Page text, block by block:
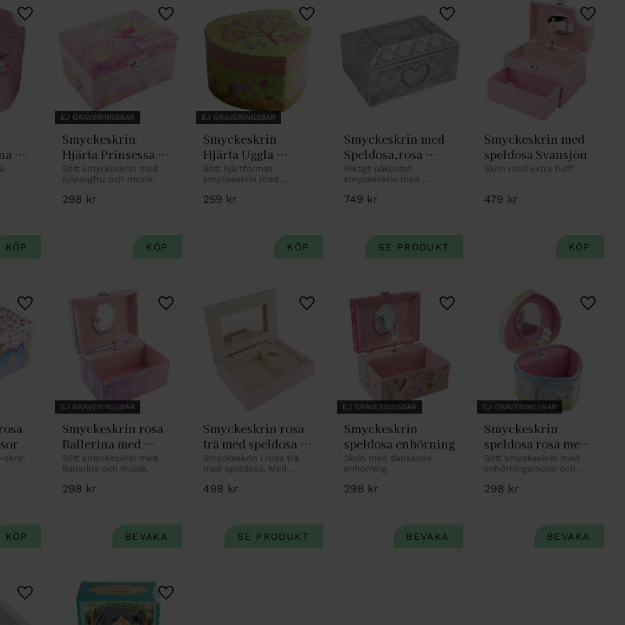
Lägg till i favoriter
EJ GRAVERINGSBAR
Smyckeskrin
Hjärta Prinsessa
med
sjöjungfrudekor
Sött smyckeskrin med
sjöjungfru och musik.
298 kr
Lägg till i favoriter
EJ GRAVERINGSBAR
Smyckeskrin
Hjärta Uggla
speldosa
Sött hjärtformat
smyckeskrin med
259 kr
Lägg till i favoriter
Smyckeskrin med
Speldosa,rosa
inredning 18X13cm
tennfinish
Riktigt påkostat
smyckeskrin med
ballerina. Med personlig
749 kr
Lägg till i favoriter
Smyckeskrin med
speldosa Svansjön
Skrin med extra fluff
479 kr
Lägg
skrin
Lägg till i favoriter
EJ GRAVERINGSBAR
Smyckeskrin rosa
Ballerina med
ballerinadekor
Sött smyckeskrin med
Ballerina och musik.
298 kr
Lägg till i favoriter
Smyckeskrin rosa
trä med speldosa
fjärilsdekor
Smyckeskrin i rosa trä
med speldosa. Med
498 kr
Lägg till i favoriter
EJ GRAVERINGSBAR
Smyckeskrin
speldosa enhörning
Skrin med dansande
enhörning.
298 kr
Lägg till i favoriter
EJ GRAVERINGSBAR
Smyckeskrin
speldosa rosa med
enhörning
Sött smyckeskrin med
enhörningsmotiv och
298 kr
Lägg
Lägg till i favoriter Lägg till i favoriter